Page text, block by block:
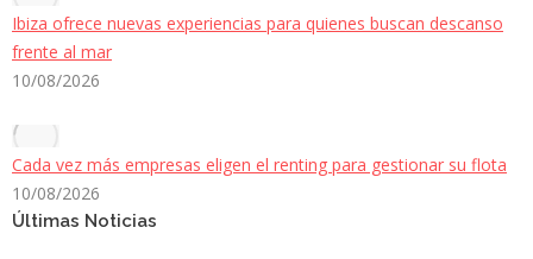
Ibiza ofrece nuevas experiencias para quienes buscan descanso
frente al mar
10/08/2026
Cada vez más empresas eligen el renting para gestionar su flota
10/08/2026
Últimas Noticias